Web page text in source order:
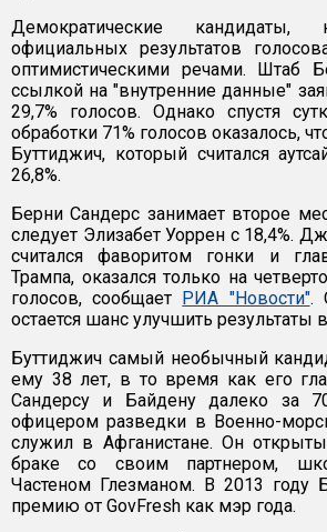
Демократические
официальных результатов
оптимистическими речами. Штаб
ссылкой на "внутренние данные"
29,7% голосов. Однако спустя
обработки 71% голосов оказалось,
Буттиджич, который считался
26,8%.
Берни Сандерс занимает второе
следует Элизабет Уоррен с 18,4%.
считался фаворитом гонки и
Трампа, оказался только на
голосов, сообщает РИА "Новости".
остается шанс улучшить результаты
Буттиджич самый необычный
ему 38 лет, в то время как его
Сандерсу и Байдену далеко за
офицером разведки в Военно-
служил в Афганистане. Он
браке со своим партнером,
Частеном Глезманом. В 2013 году
премию от GovFresh как мэр года.